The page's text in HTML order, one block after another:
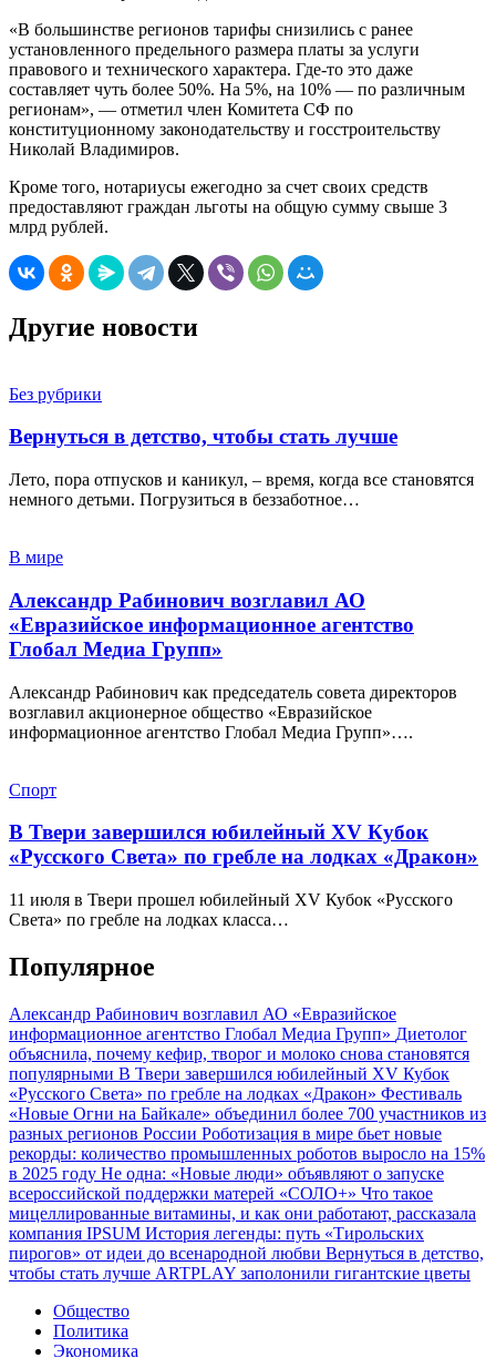
«В большинстве регионов тарифы снизились с ранее
установленного предельного размера платы за услуги
правового и технического характера. Где-то это даже
составляет чуть более 50%. На 5%, на 10% — по различным
регионам», — отметил член Комитета СФ по
конституционному законодательству и госстроительству
Николай Владимиров.
Кроме того, нотариусы ежегодно за счет своих средств
предоставляют граждан льготы на общую сумму свыше 3
млрд рублей.
Другие новости
Без рубрики
Вернуться в детство, чтобы стать лучше
Лето, пора отпусков и каникул, – время, когда все становятся
немного детьми. Погрузиться в беззаботное…
В мире
Александр Рабинович возглавил АО
«Евразийское информационное агентство
Глобал Медиа Групп»
Александр Рабинович как председатель совета директоров
возглавил акционерное общество «Евразийское
информационное агентство Глобал Медиа Групп»….
Спорт
В Твери завершился юбилейный XV Кубок
«Русского Света» по гребле на лодках «Дракон»
11 июля в Твери прошел юбилейный XV Кубок «Русского
Света» по гребле на лодках класса…
Популярное
Александр Рабинович возглавил АО «Евразийское
информационное агентство Глобал Медиа Групп» Диетолог
объяснила, почему кефир, творог и молоко снова становятся
популярными В Твери завершился юбилейный XV Кубок
«Русского Света» по гребле на лодках «Дракон» Фестиваль
«Новые Огни на Байкале» объединил более 700 участников из
разных регионов России Роботизация в мире бьет новые
рекорды: количество промышленных роботов выросло на 15%
в 2025 году Не одна: «Новые люди» объявляют о запуске
всероссийской поддержки матерей «СОЛО+» Что такое
мицеллированные витамины, и как они работают, рассказала
компания IPSUM История легенды: путь «Тирольских
пирогов» от идеи до всенародной любви Вернуться в детство,
чтобы стать лучше ARTPLAY заполонили гигантские цветы
Общество
Политика
Экономика